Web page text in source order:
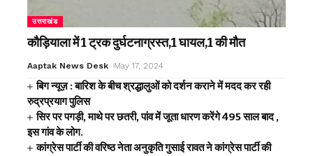
उत्तराखंड
कौड़ियाला में 1 ट्रक दुर्घटनाग्रस्त,1 घायल,1 की मौत
Aaptak News Desk May 17, 2024
बिग न्यूज़ : बारिश के बीच श्रद्धालुओं को दर्शन कराने में मदद कर रही
रुद्रप्रयाग पुलिस
सिर पर पगड़ी, माथे पर छतरी, पांव में जूता धारण करेंगे 495 साल बाद ,
इस गांव के लोग.
कांग्रेस पार्टी की वरिष्ठ नेता अनुकृति गुसाई रावत ने कांग्रेस पार्टी की